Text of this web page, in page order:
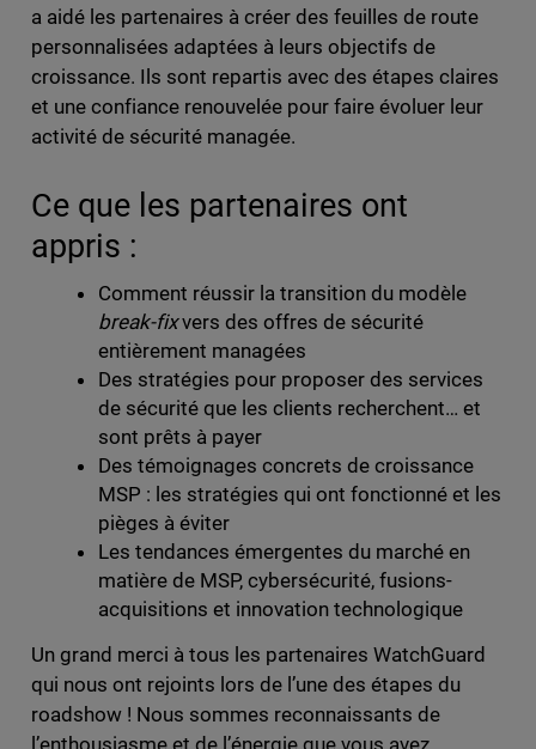
a aidé les partenaires à créer des feuilles de route
personnalisées adaptées à leurs objectifs de
croissance. Ils sont repartis avec des étapes claires
et une confiance renouvelée pour faire évoluer leur
activité de sécurité managée.
Ce que les partenaires ont
appris :
Comment réussir la transition du modèle
break-fixvers des offres de sécurité
entièrement managées
Des stratégies pour proposer des services
de sécurité que les clients recherchent… et
sont prêts à payer
Des témoignages concrets de croissance
MSP : les stratégies qui ont fonctionné et les
pièges à éviter
Les tendances émergentes du marché en
matière de MSP, cybersécurité, fusions-
acquisitions et innovation technologique
Un grand merci à tous les partenaires WatchGuard
qui nous ont rejoints lors de l’une des étapes du
roadshow ! Nous sommes reconnaissants de
l’enthousiasme et de l’énergie que vous avez